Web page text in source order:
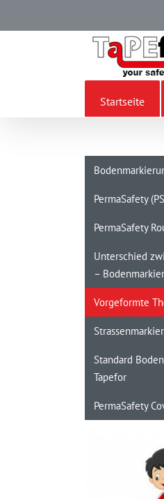
content
Startseite
PermaSafety
PermaSafety
Unterschied
–
Vorgeformte
Standard
Tapefor
PermaSafety